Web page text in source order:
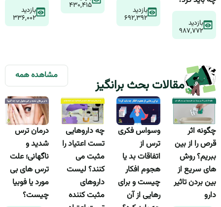
بازدید
۹۸۷,۷۷۲
بازدید
۶۹۲,۳۹۲
۴۳۰,۴۱۵ بازدید
۳۳۶,۰۰۲
مقالات بحث برانگیز
مشاهده همه
چگونه اثر
قرص را از بین
ببریم؟ روش
های سریع از
بین بردن تاثیر
دارو
وسواس فکری
ترس از
اتفاقات بد یا
هجوم افکار
چیست و برای
رهایی از آن
چه داروهایی
تست اعتیاد را
مثبت می
کنند؟ لیست
داروهای
مثبت کننده
درمان ترس
شدید و
ناگهانی؛ علت
ترس های بی
مورد یا فوبیا
چیست؟